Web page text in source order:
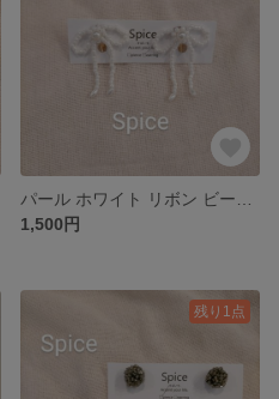
1,500円
残り1点